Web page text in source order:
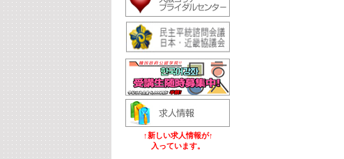
↑新しい求人情報が↑
入っています。